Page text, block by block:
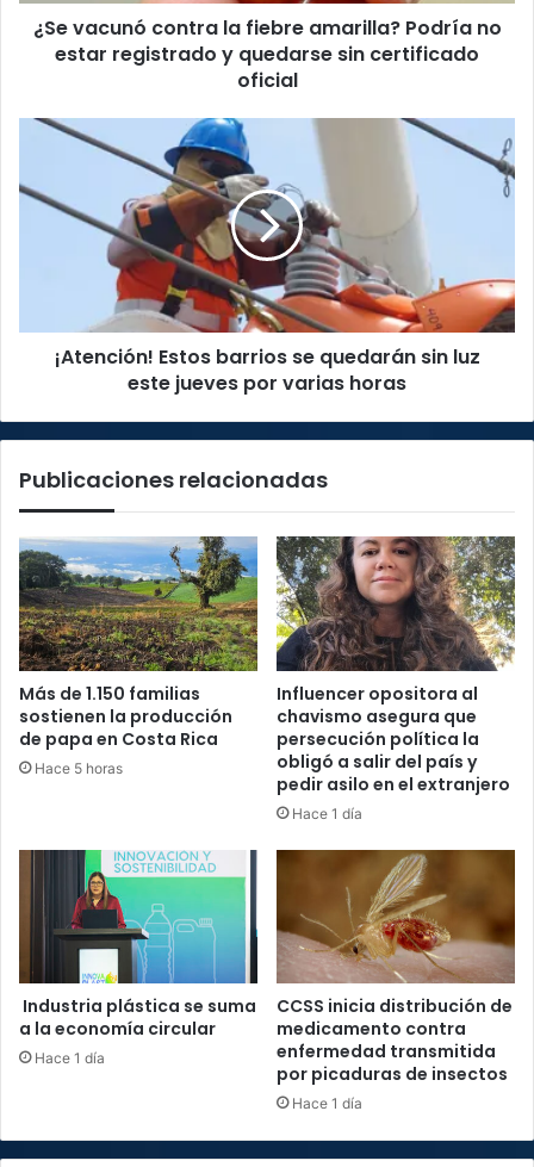
registrado
certificado
¿Se vacunó contra la fiebre amarilla? Podría no
estar registrado y quedarse sin certificado
oficial
¡Atención!
se
quedarán
jueves
¡Atención! Estos barrios se quedarán sin luz
este jueves por varias horas
Publicaciones relacionadas
Más de 1.150 familias
sostienen la producción
de papa en Costa Rica
Hace 5 horas
Influencer opositora al
chavismo asegura que
persecución política la
obligó a salir del país y
pedir asilo en el extranjero
Hace 1 día
Industria plástica se suma
a la economía circular
Hace 1 día
CCSS inicia distribución de
medicamento contra
enfermedad transmitida
por picaduras de insectos
Hace 1 día